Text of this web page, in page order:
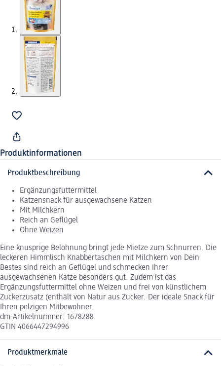
Produktinformationen
Produktbeschreibung
Ergänzungsfuttermittel
Katzensnack für ausgewachsene Katzen
Mit Milchkern
Reich an Geflügel
Ohne Weizen
Eine knusprige Belohnung bringt jede Mietze zum Schnurren. Die
leckeren Himmlisch Knabbertaschen mit Milchkern von Dein
Bestes sind reich an Geflügel und schmecken Ihrer
ausgewachsenen Katze besonders gut. Zudem ist das
Ergänzungsfuttermittel ohne Weizen und frei von künstlichem
Zuckerzusatz (enthält von Natur aus Zucker. Der ideale Snack für
Ihren pelzigen Mitbewohner.
dm-Artikelnummer: 1678288
GTIN 4066447294996
Produktmerkmale